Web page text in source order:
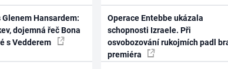
Glenem Hansardem:
dojemná řeč Bona
s Vedderem
Operace Entebbe ukázala
schopnosti Izraele. Při
osvobozování rukojmích padl
premiéra